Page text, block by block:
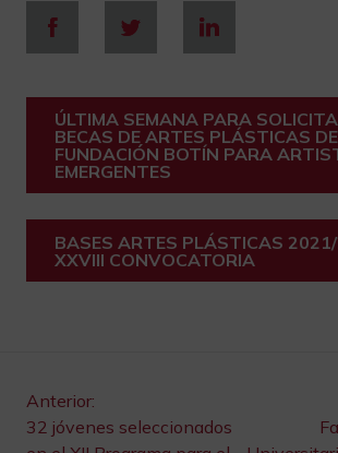
ÚLTIMA SEMANA PARA
BECAS DE ARTES PLÁSTICAS
FUNDACIÓN BOTÍN PARA
EMERGENTES
BASES ARTES PLÁSTICAS
XXVIII CONVOCATORIA
Navegación
Anterior:
32 jóvenes seleccionados